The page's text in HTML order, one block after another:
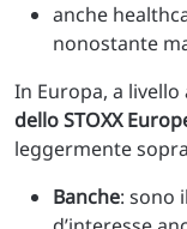
anche
nonostante
In Europa, a
dello STOXX
leggermente
Banche: sono